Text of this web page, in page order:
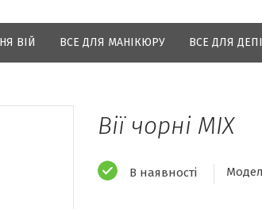
ВІЙ ВСЕ ДЛЯ МАНІКЮРУ ВСЕ ДЛЯ
Вії чорні MIX
В наявності